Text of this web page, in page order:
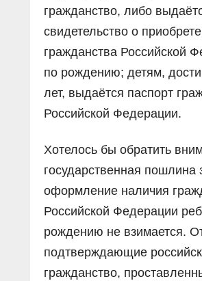
гражданство, либо
свидетельство о
гражданства Российской
по рождению; детям,
лет, выдаётся паспорт
Российской Федерации.
Хотелось бы обратить
государственная пошлина
оформление наличия
Российской Федерации
рождению не взимается.
подтверждающие
гражданство,